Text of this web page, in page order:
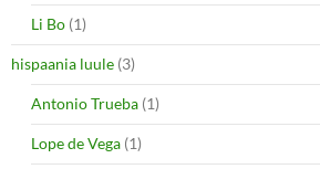
Li Bo (1)
hispaania luule (3)
Antonio Trueba (1)
Lope de Vega (1)